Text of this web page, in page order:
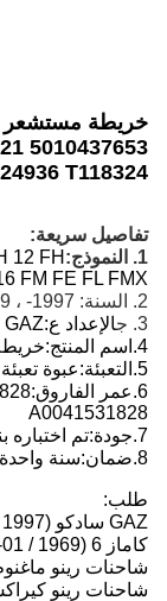
2852821
7420524936
FH 12 FH
16 FM FE
ع:GAZ رينو فولفو
خريطة
عبوة تعبئة محايدة
تم اختباره بنسبة 100٪
سنة واحدة
ماغنوم (1990 / 09- /)
كيراكس (1997 / 06- /)